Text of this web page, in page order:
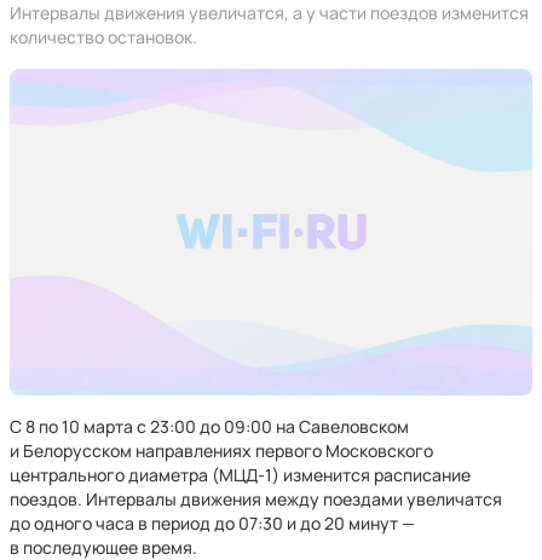
Интервалы движения увеличатся, а у части поездов изменится
количество остановок.
С 8 по 10 марта с 23:00 до 09:00 на Савеловском
и Белорусском направлениях первого Московского
центрального диаметра (МЦД-1) изменится расписание
поездов. Интервалы движения между поездами увеличатся
до одного часа в период до 07:30 и до 20 минут —
в последующее время.